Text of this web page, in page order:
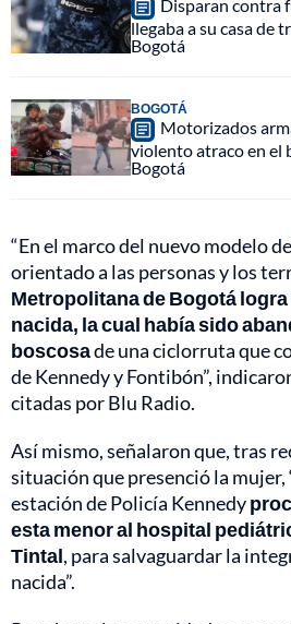
Disparan contra
llegaba a su casa de
Bogotá
BOGOTÁ
Motorizados
violento atraco en el
Bogotá
“En el marco del nuevo modelo
orientado a las personas y los
Metropolitana de Bogotá
nacida, la cual había sido
boscosade una ciclorruta que
de Kennedy y Fontibón”,
citadas por Blu Radio.
Así mismo, señalaron que, tras
situación que presenció la
estación de Policía Kennedy
esta menor al hospital
Tintal, para salvaguardar la
nacida”.